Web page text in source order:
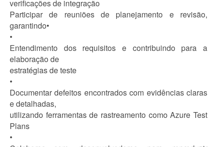
verificações de integração
Participar de reuniões de planejamento e revisão,
garantindo•
•
Entendimento dos requisitos e contribuindo para a
elaboração de
estratégias de teste
•
Documentar defeitos encontrados com evidências claras
e detalhadas,
utilizando ferramentas de rastreamento como Azure Test
Plans
•